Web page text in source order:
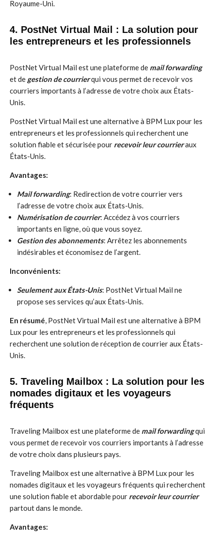
Royaume-Uni.
4. PostNet Virtual Mail : La solution pour
les entrepreneurs et les professionnels
PostNet Virtual Mail est une plateforme de mail forwarding
et de gestion de courrierqui vous permet de recevoir vos
courriers importants à l’adresse de votre choix aux États-
Unis.
PostNet Virtual Mail est une alternative à BPM Lux pour les
entrepreneurs et les professionnels qui recherchent une
solution fiable et sécurisée pour recevoir leur courrieraux
États-Unis.
Avantages:
Mail forwarding: Redirection de votre courrier vers
l’adresse de votre choix aux États-Unis.
Numérisation de courrier: Accédez à vos courriers
importants en ligne, où que vous soyez.
Gestion des abonnements: Arrêtez les abonnements
indésirables et économisez de l’argent.
Inconvénients:
Seulement aux États-Unis: PostNet Virtual Mail ne
propose ses services qu’aux États-Unis.
En résumé, PostNet Virtual Mail est une alternative à BPM
Lux pour les entrepreneurs et les professionnels qui
recherchent une solution de réception de courrier aux États-
Unis.
5. Traveling Mailbox : La solution pour les
nomades digitaux et les voyageurs
fréquents
Traveling Mailbox est une plateforme de mail forwardingqui
vous permet de recevoir vos courriers importants à l’adresse
de votre choix dans plusieurs pays.
Traveling Mailbox est une alternative à BPM Lux pour les
nomades digitaux et les voyageurs fréquents qui recherchent
une solution fiable et abordable pour recevoir leur courrier
partout dans le monde.
Avantages: